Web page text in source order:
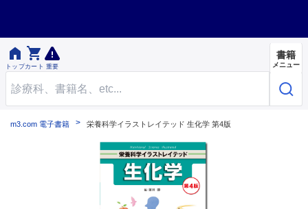

トップ

カート 重要
書籍
メニュー
m3.com 電子書籍 栄養科学イラストレイテッド 生化学 第4版